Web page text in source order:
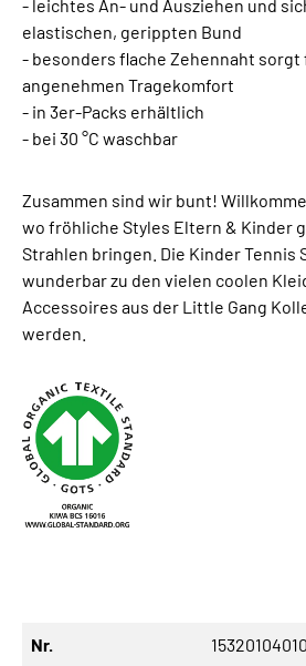
- leichtes An- und Ausziehen und
elastischen, gerippten Bund
- besonders flache Zehennaht sorgt
angenehmen Tragekomfort
- in 3er-Packs erhältlich
- bei 30 °C waschbar
Zusammen sind wir bunt!
wo fröhliche Styles Eltern & Kinder
Strahlen bringen. Die Kinder Tennis
wunderbar zu den vielen coolen
Accessoires aus der Little Gang
werden.
Nr.